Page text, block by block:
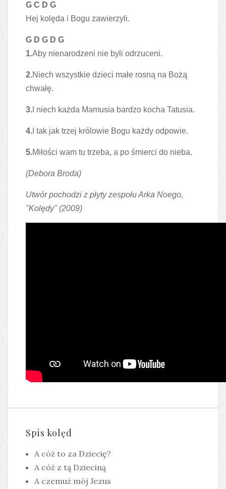
G C D G
Hej kolęda i Bogu zawierzyli.
G D G D G
1.Aby nienarodzeni nie byli odrzuceni.
2.Niech wszystkie dzieci małe rosną na Bożą
chwałę.
3. I niech każda Mamusia bardzo kocha Tatusia.
4. I tak jak trzej królowie Bogu każdy odpowie.
5.Miłości wam tu trzeba, a po śmierci do nieba.
(Debora Broda)
Utwór pochodzi z płyty zespołu Arka Noego,
"Kolędy" (2009)
Spis kolęd
A cóż to za Dziecię?
A cóż z tą Dzieciną
A czemuż mój Jezus